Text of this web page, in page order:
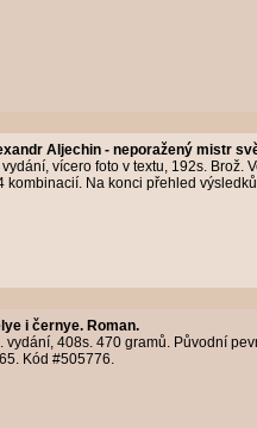
Aljechin - neporažený mistr
vícero foto v textu, 192s.
Na konci přehled
i černye. Roman.
vydání, 408s. 470 gramů. Původní
Kód #505776.